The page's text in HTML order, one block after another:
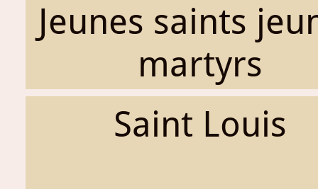
Jeunes saints
martyrs
Saint Louis